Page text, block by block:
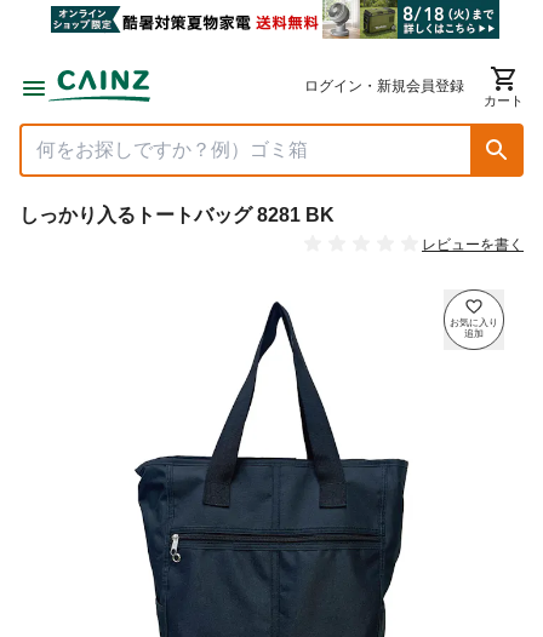
ログイン・新規会員登録
カート
しっかり入るトートバッグ 8281 BK
レビューを書く